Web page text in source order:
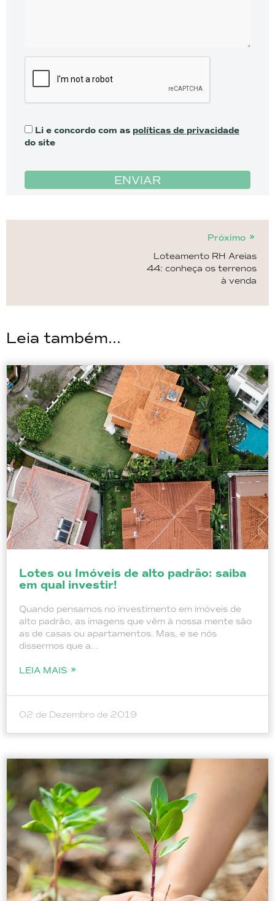
Li e concordo com as políticas de privacidade
do site
ENVIAR
Próximo
Loteamento RH Areias
44: conheça os terrenos
à venda
Leia também...
Lotes ou Imóveis de alto padrão: saiba
em qual investir!
Quando pensamos no investimento em imóveis de
alto padrão, as imagens que vêm à nossa mente são
as de casas ou apartamentos. Mas, e se nós
dissermos que a...
LEIA MAIS
02 de Dezembro de 2019